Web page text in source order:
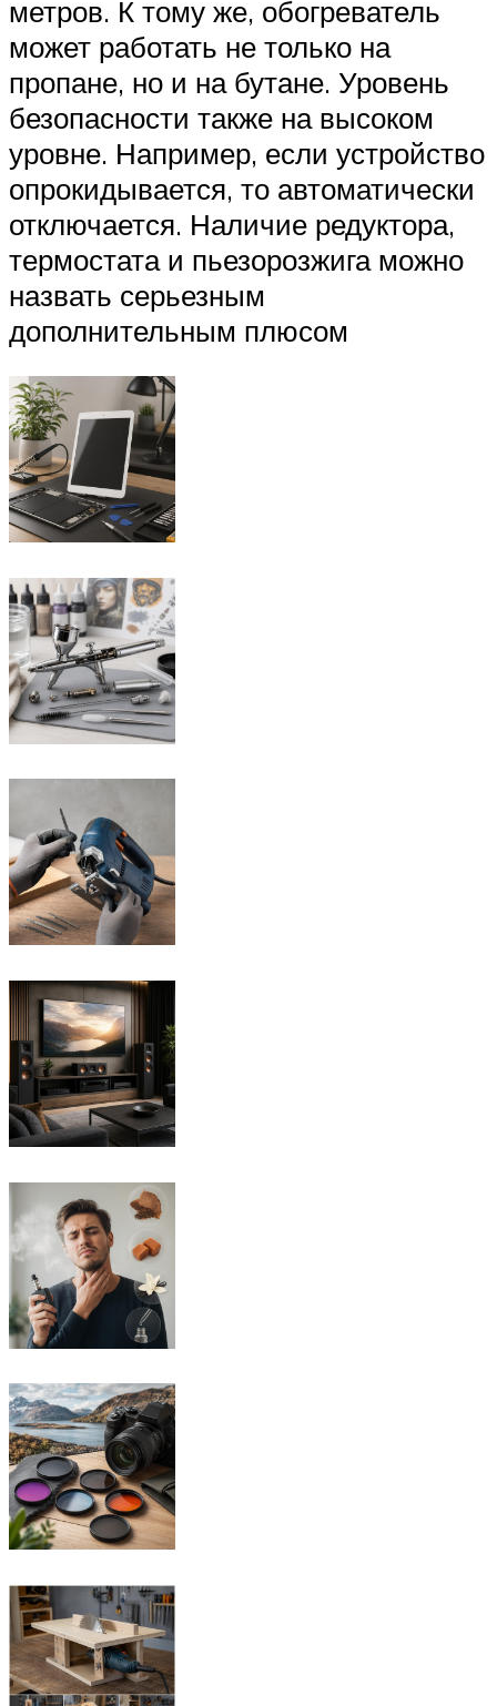
метров. К тому же, обогреватель
может работать не только на
пропане, но и на бутане. Уровень
безопасности также на высоком
уровне. Например, если устройство
опрокидывается, то автоматически
отключается. Наличие редуктора,
термостата и пьезорозжига можно
назвать серьезным
дополнительным плюсом